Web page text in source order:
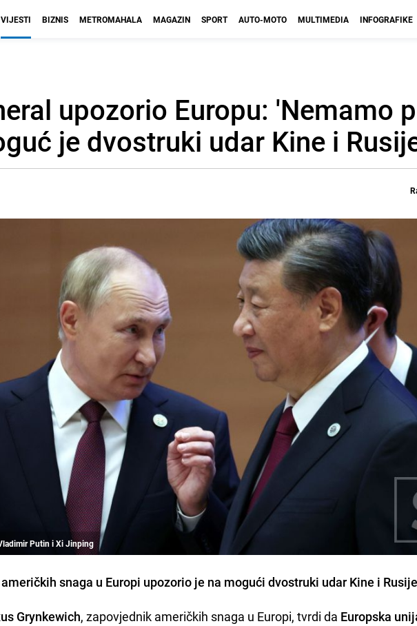
VIJESTI BIZNIS METROMAHALA MAGAZIN SPORT AUTO-MOTO MULTIMEDIA INFOGRAFIKE
upozorio Europu: 'Nemamo
je dvostruki udar Kine i
Putin i Xi Jinping
snaga u Europi upozorio je na mogući dvostruki udar Kine i
Grynkewich, zapovjednik američkih snaga u Europi, tvrdi da Europska